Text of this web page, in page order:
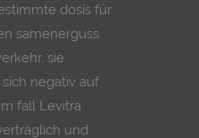
dosis für
samenerguss
sie
negativ auf
fall Levitra
und